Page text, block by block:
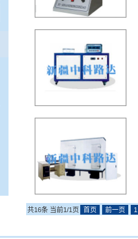
共16条 当前1/1页 首页 前一页 1